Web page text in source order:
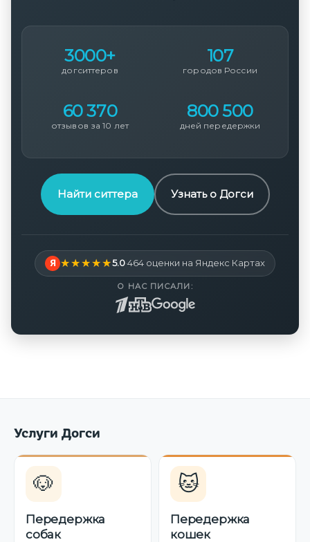
3000+
догситтеров
107
городов России
60 370
отзывов за 10 лет
800 500
дней передержки
Найти ситтера Узнать о Догси
Я 5.0·464 оценки на Яндекс Картах
О НАС ПИСАЛИ:
Услуги Догси
🐶
Передержка
собак
🐱
Передержка
кошек